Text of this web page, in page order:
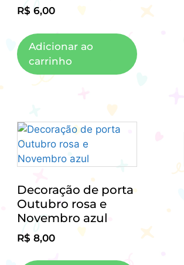
R$ 6,00
Adicionar ao
carrinho
Decoração de porta
Outubro rosa e
Novembro azul
R$ 8,00